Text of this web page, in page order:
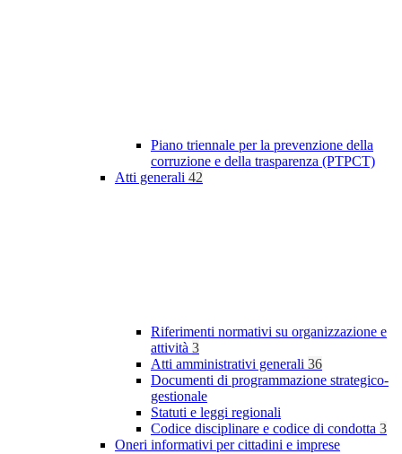
Piano triennale per la prevenzione della
corruzione e della trasparenza (PTPCT)
Atti generali 42
Riferimenti normativi su organizzazione e
attività 3
Atti amministrativi generali 36
Documenti di programmazione strategico-
gestionale
Statuti e leggi regionali
Codice disciplinare e codice di condotta 3
Oneri informativi per cittadini e imprese